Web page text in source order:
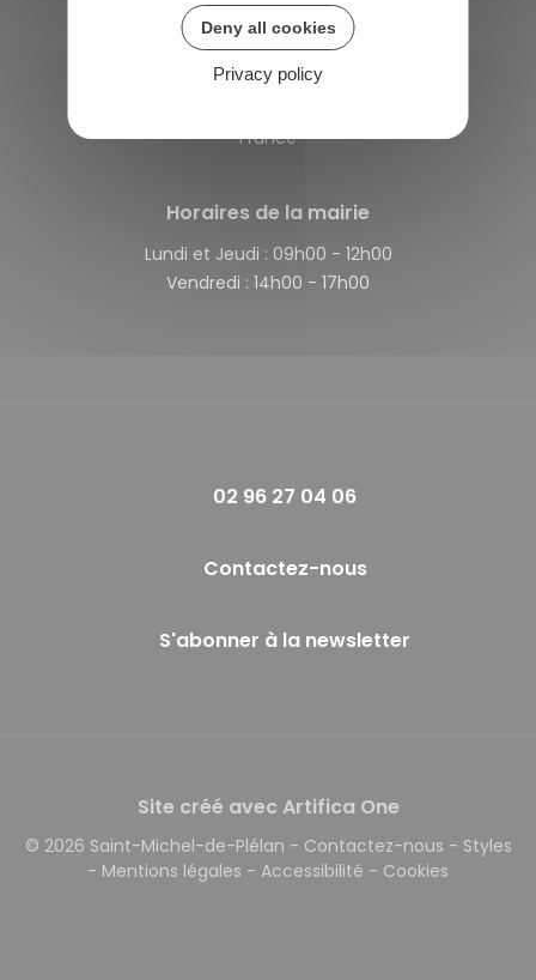
Saint-Michel-de-Plélan
4 rue des Terre Neuvas
France
Horaires de la mairie
Lundi et Jeudi : 09h00 - 12h00
Vendredi : 14h00 - 17h00
02 96 27 04 06
Contactez-nous
S'abonner à la newsletter
Site créé avec Artifica One
© 2026 Saint-Michel-de-Plélan - Contactez-nous - Styles
- Mentions légales - Accessibilité - Cookies
Deny all cookies
Privacy policy